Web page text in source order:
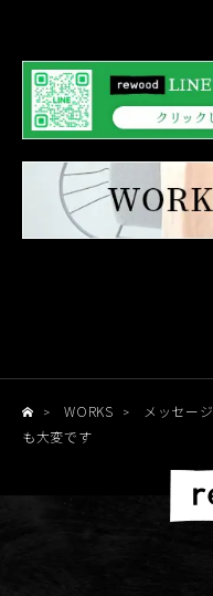
> WORKS > メッセージ
も大変です